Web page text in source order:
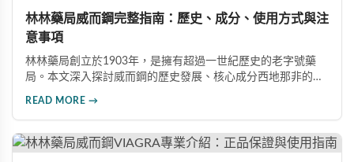
林林藥局威而鋼完整指南：歷史、成分、使用方式與注
意事項
林林藥局創立於1903年，是擁有超過一世紀歷史的老字號藥
局。本文深入探討威而鋼的歷史發展、核心成分西地那非的作
READ MORE →